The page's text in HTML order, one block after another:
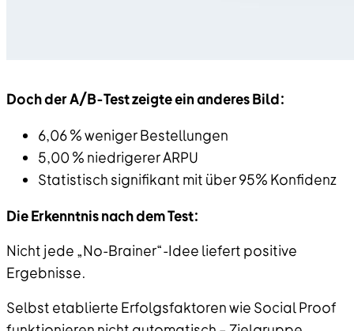
Doch der A/B-Test zeigte ein anderes Bild:
6,06 % weniger Bestellungen
5,00 % niedrigerer ARPU
Statistisch signifikant mit über 95% Konfidenz
Die Erkenntnis nach dem Test:
Nicht jede „No-Brainer“-Idee liefert positive
Ergebnisse.
Selbst etablierte Erfolgsfaktoren wie Social Proof